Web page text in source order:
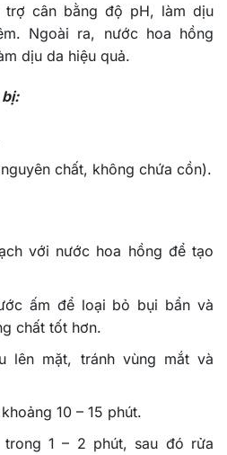
trợ cân bằng độ pH, làm dịu
Ngoài ra, nước hoa hồng
dịu da hiệu quả.
chất, không chứa cồn).
với nước hoa hồng để tạo
ấm để loại bỏ bụi bẩn và
chất tốt hơn.
lên mặt, tránh vùng mắt và
10 – 15 phút.
trong 1 – 2 phút, sau đó rửa